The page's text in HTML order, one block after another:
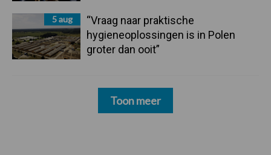
5 aug
“Vraag naar praktische
hygieneoplossingen is in Polen
groter dan ooit”
Toon meer